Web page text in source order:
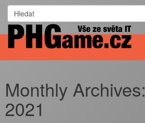
Monthly Archives:
2021